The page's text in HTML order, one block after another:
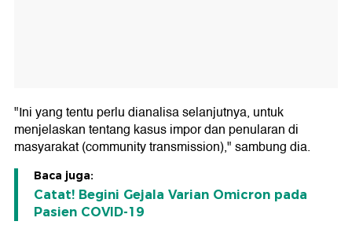
"Ini yang tentu perlu dianalisa selanjutnya, untuk
menjelaskan tentang kasus impor dan penularan di
masyarakat (community transmission)," sambung dia.
Baca juga:
Catat! Begini Gejala Varian Omicron pada
Pasien COVID-19